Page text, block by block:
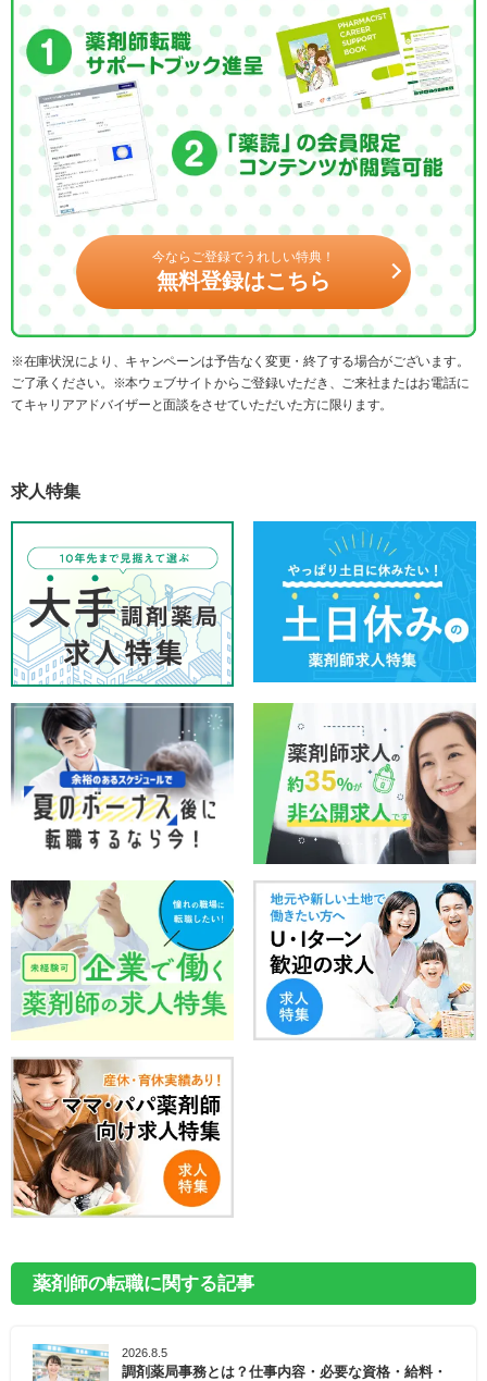
今ならご登録でうれしい特典！
無料登録はこちら
※在庫状況により、キャンペーンは予告なく変更・終了する場合がございます。
ご了承ください。※本ウェブサイトからご登録いただき、ご来社またはお電話に
てキャリアアドバイザーと面談をさせていただいた方に限ります。
求人特集
薬剤師の転職に関する記事
2026.8.5
調剤薬局事務とは？仕事内容・必要な資格・給料・